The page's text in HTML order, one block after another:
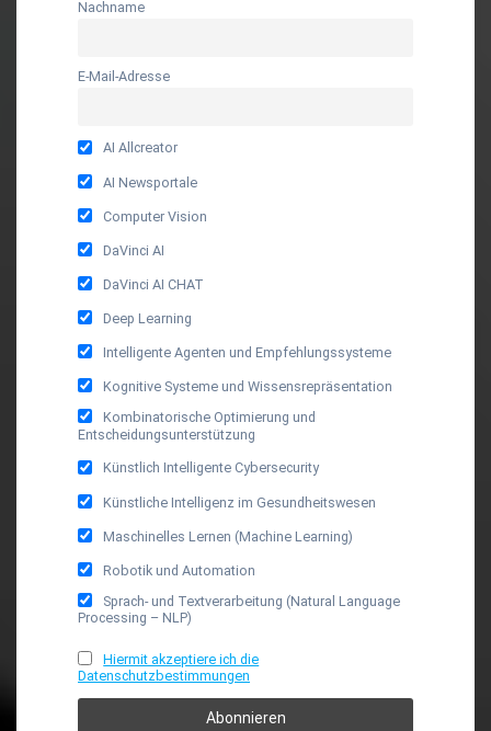
Nachname
E-Mail-Adresse
AI Allcreator
AI Newsportale
Computer Vision
DaVinci AI
DaVinci AI CHAT
Deep Learning
Intelligente Agenten und Empfehlungssysteme
Kognitive Systeme und Wissensrepräsentation
Kombinatorische Optimierung und
Entscheidungsunterstützung
Künstlich Intelligente Cybersecurity
Künstliche Intelligenz im Gesundheitswesen
Maschinelles Lernen (Machine Learning)
Robotik und Automation
Sprach- und Textverarbeitung (Natural Language
Processing – NLP)
Hiermit akzeptiere ich die
Datenschutzbestimmungen